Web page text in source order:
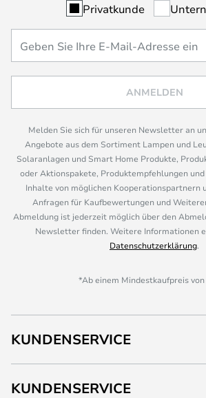
Privatkunde
ANMELDEN
Melden Sie sich für unseren Newsletter an
Angebote aus dem Sortiment Lampen und
Solaranlagen und Smart Home Produkte,
oder Aktionspakete, Produktempfehlungen
Inhalte von möglichen Kooperationspartnern
Anfragen für Kaufbewertungen und
Abmeldung ist jederzeit möglich über den
Newsletter finden. Weitere Informationen
Datenschutzerklärung.
*Ab einem Mindestkaufpreis von
KUNDENSERVICE
KUNDENSERVICE